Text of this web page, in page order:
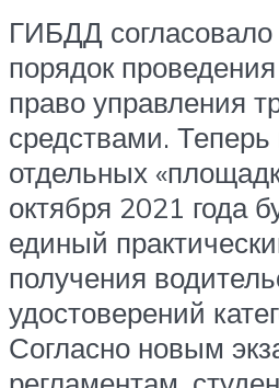
ГИБДД
порядок
право управления
средствами.
отдельных
октября 2021 года
единый
получения
удостоверений
Согласно новым